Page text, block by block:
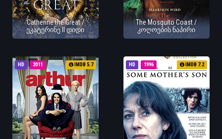
Catherine the Great /
ეკატერინე II დიდი
The Mosquito Coast /
კოღოების ნაპირი
HD 2011 IMDB 5.7 HD 1996 IMDB 7.2